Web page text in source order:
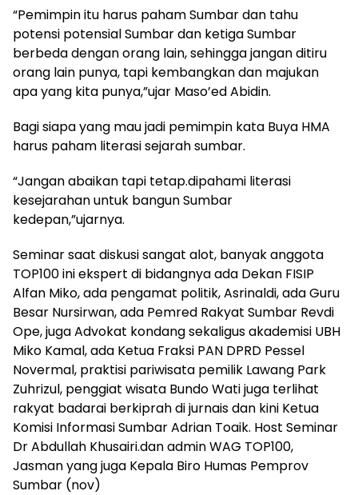
“Pemimpin itu harus paham Sumbar dan tahu
potensi potensial Sumbar dan ketiga Sumbar
berbeda dengan orang lain, sehingga jangan ditiru
orang lain punya, tapi kembangkan dan majukan
apa yang kita punya,”ujar Maso’ed Abidin.
Bagi siapa yang mau jadi pemimpin kata Buya HMA
harus paham literasi sejarah sumbar.
“Jangan abaikan tapi tetap.dipahami literasi
kesejarahan untuk bangun Sumbar
kedepan,”ujarnya.
Seminar saat diskusi sangat alot, banyak anggota
TOP100 ini ekspert di bidangnya ada Dekan FISIP
Alfan Miko, ada pengamat politik, Asrinaldi, ada Guru
Besar Nursirwan, ada Pemred Rakyat Sumbar Revdi
Ope, juga Advokat kondang sekaligus akademisi UBH
Miko Kamal, ada Ketua Fraksi PAN DPRD Pessel
Novermal, praktisi pariwisata pemilik Lawang Park
Zuhrizul, penggiat wisata Bundo Wati juga terlihat
rakyat badarai berkiprah di jurnais dan kini Ketua
Komisi Informasi Sumbar Adrian Toaik. Host Seminar
Dr Abdullah Khusairi.dan admin WAG TOP100,
Jasman yang juga Kepala Biro Humas Pemprov
Sumbar (nov)